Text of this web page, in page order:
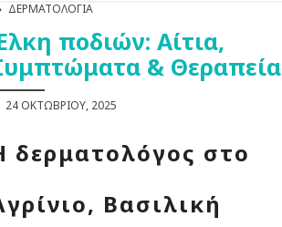
ΔΕΡΜΑΤΟΛΟΓΊΑ
ποδιών: Αίτια,
& Θεραπεία
24 ΟΚΤΩΒΡΊΟΥ, 2025
δερματολόγος στο
Βασιλική